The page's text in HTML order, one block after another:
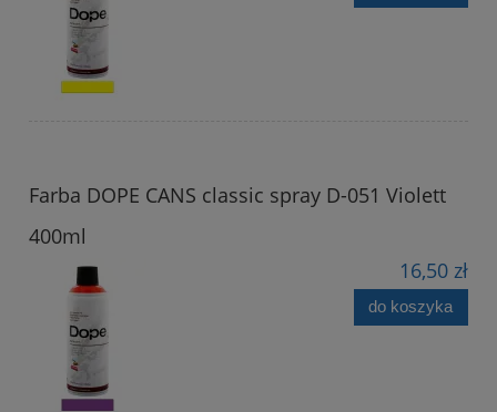
Farba DOPE CANS classic spray D-051 Violett
400ml
16,50 zł
do koszyka